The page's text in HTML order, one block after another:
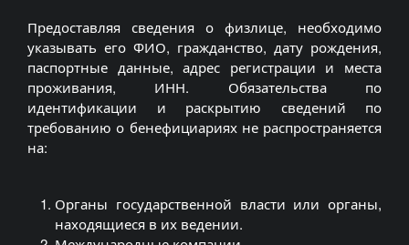
Предоставляя сведения о физлице, необходимо
указывать его ФИО, гражданство, дату рождения,
паспортные данные, адрес регистрации и места
проживания, ИНН. Обязательства по
идентификации и раскрытию сведений по
требованию о бенефициариях не распространяется
на:
Органы государственной власти или органы,
находящиеся в их ведении.